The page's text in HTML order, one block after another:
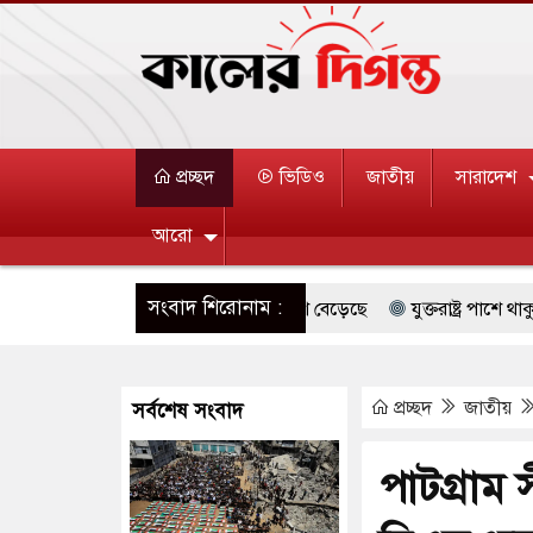
প্রচ্ছদ ভিডিও জাতীয় সারাদেশ
আরো
সংবাদ শিরোনাম :
কোরিয়ার বন্দি ২৫ শতাংশ বেড়েছে যুক্তরাষ্ট্র পাশে থাকুক বা না
আবেদন, বরগুনার এসআইয়ের বিরুদ্ধে ব্যবস্থা নেওয়া জুলাই স্মৃতি
খাতে সৌদির বিনিয়োগের আহবান প্রধানমন্ত্রীর হাসপাতালে হামলায়
ইসরায়েলীরা,হাতছাড়ার ঝুঁকিতে জরুরি বৈঠক জর্ডানের ভারী
প্রচ্ছদ জাতীয়
পাটগ্রাম
সর্বশেষ সংবাদ